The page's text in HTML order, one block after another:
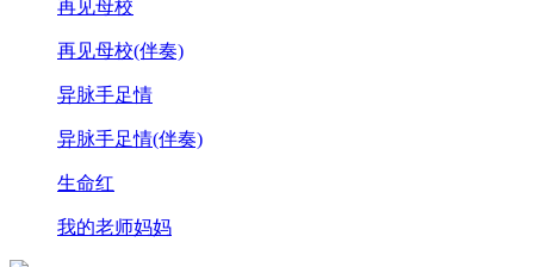
再见母校
再见母校(伴奏)
异脉手足情
异脉手足情(伴奏)
生命红
我的老师妈妈